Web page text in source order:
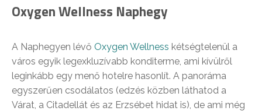
Oxygen Wellness Naphegy
A Naphegyen lévő Oxygen Wellness kétségtelenül a
város egyik legexkluzívabb konditerme, ami kívülről
leginkább egy menő hotelre hasonlít. A panoráma
egyszerűen csodálatos (edzés közben láthatod a
Várat, a Citadellát és az Erzsébet hidat is), de ami még